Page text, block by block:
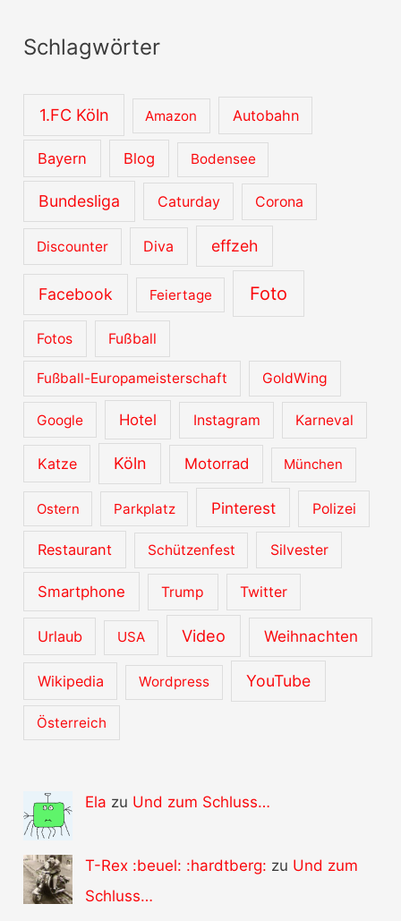
Schlagwörter
1.FC Köln Amazon Autobahn
Bayern Blog Bodensee
Bundesliga Caturday Corona
Discounter Diva effzeh
Facebook Feiertage Foto
Fotos Fußball
Fußball-Europameisterschaft GoldWing
Google Hotel Instagram Karneval
Katze Köln Motorrad München
Ostern Parkplatz Pinterest Polizei
Restaurant Schützenfest Silvester
Smartphone Trump Twitter
Urlaub USA Video Weihnachten
Wikipedia Wordpress YouTube
Österreich
Ela zu Und zum Schluss…
T-Rex :beuel: :hardtberg: zu Und zum
Schluss…